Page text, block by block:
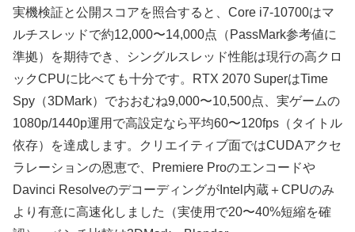
実機検証と公開スコアを照合すると、Core i7-10700はマ
ルチスレッドで約12,000〜14,000点（PassMark参考値に
準拠）を期待でき、シングルスレッド性能は現行の高クロ
ックCPUに比べても十分です。RTX 2070 SuperはTime
Spy（3DMark）でおおむね9,000〜10,500点、実ゲームの
1080p/1440p運用で高設定なら平均60〜120fps（タイトル
依存）を達成します。クリエイティブ面ではCUDAアクセ
ラレーションの恩恵で、Premiere Proのエンコードや
Davinci ResolveのデコーディングがIntel内蔵＋CPUのみ
より有意に高速化しました（実使用で20〜40%短縮を確